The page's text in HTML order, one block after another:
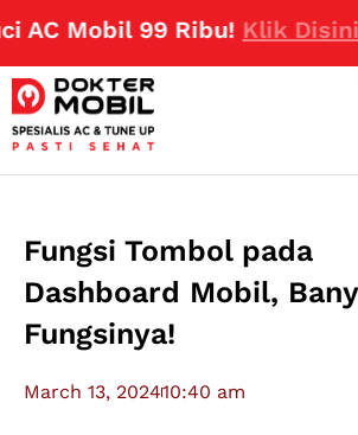
Mobil 99 Ribu!Klik Disini
Fungsi Tombol pada
Dashboard Mobil,
Fungsinya!
March 13, 202410:40 am